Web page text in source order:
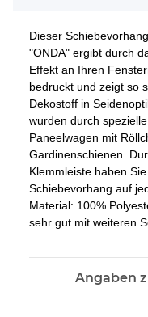
Dieser
"ONDA" ergibt durch
Effekt an Ihren
bedruckt und zeigt so
Dekostoff in
wurden durch
Paneelwagen mit
Gardinenschienen.
Klemmleiste haben
Schiebevorhang auf
Material: 100%
sehr gut mit weiteren
Angaben